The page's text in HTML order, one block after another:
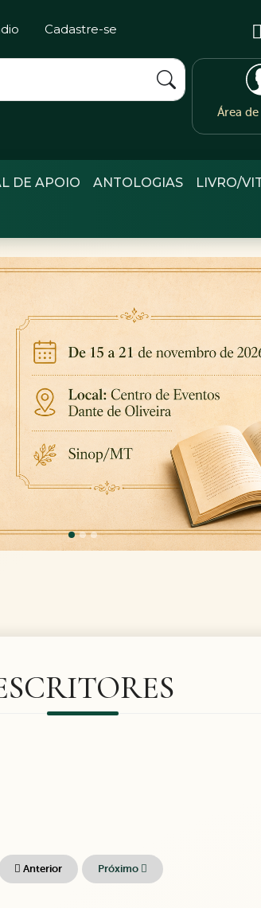
Cadastre-se
Área
DE APOIO ANTOLOGIAS LIVRO/
Anterior Próximo